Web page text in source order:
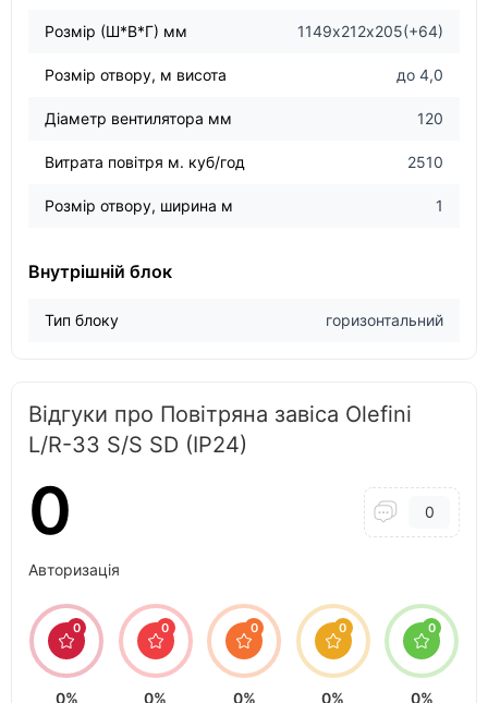
Розмір (Ш*В*Г) мм 1149х212х205(+64)
Розмір отвору, м висота до 4,0
Діаметр вентилятора мм 120
Витрата повітря м. куб/год 2510
Розмір отвору, ширина м 1
Внутрішній блок
Тип блоку горизонтальний
Відгуки про Повітряна завіса Olefini
L/R-33 S/S SD (IP24)
0 0
Авторизація
0
0%
0
0%
0
0%
0
0%
0
0%